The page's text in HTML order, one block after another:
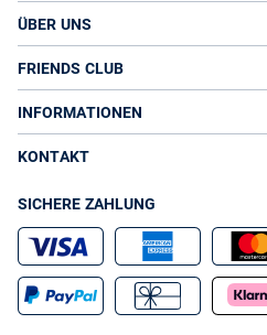
ÜBER UNS
FRIENDS CLUB
INFORMATIONEN
KONTAKT
SICHERE ZAHLUNG